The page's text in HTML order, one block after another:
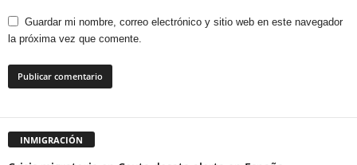
Guardar mi nombre, correo electrónico y sitio web en este navegador
la próxima vez que comente.
INMIGRACIÓN